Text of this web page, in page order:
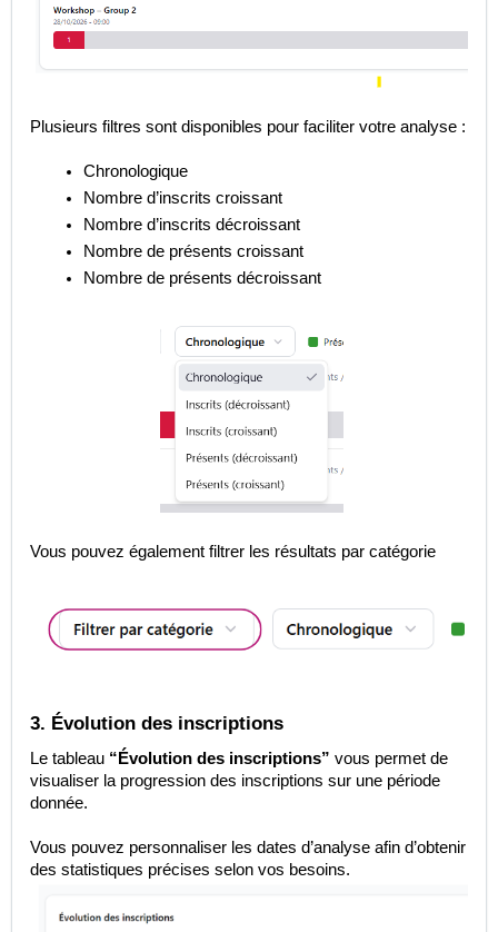
Plusieurs filtres sont disponibles pour faciliter votre analyse :
Chronologique
Nombre d’inscrits croissant
Nombre d’inscrits décroissant
Nombre de présents croissant
Nombre de présents décroissant
Vous pouvez également filtrer les résultats par catégorie
3. Évolution des inscriptions
Le tableau “Évolution des inscriptions” vous permet de
visualiser la progression des inscriptions sur une période
donnée.
Vous pouvez personnaliser les dates d’analyse afin d’obtenir
des statistiques précises selon vos besoins.